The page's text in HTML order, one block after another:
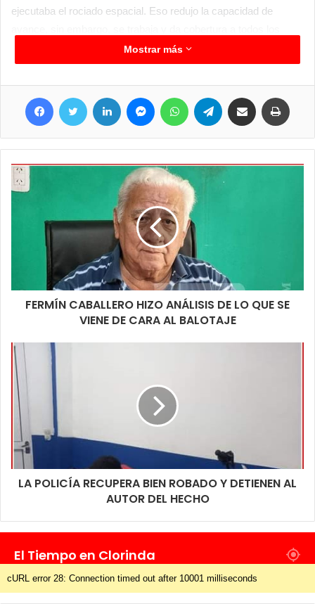
ejecutaba el rociado espacial. Eso redujo la capacidad de
lugares esenciales y también los bloqueos y otras tareas
puntuales, como en este caso con el servicio en el campo
santo.
Mostrar más
Facebook Twitter LinkedIn MessengerWhatsApp Telegram Compartir por correo electrónico
FERMÍN CABALLERO HIZO ANÁLISIS DE LO QUE SE
VIENE DE CARA AL BALOTAJE
LA POLICÍA RECUPERA BIEN ROBADO Y DETIENEN AL
AUTOR DEL HECHO
El Tiempo en Clorinda
cURL error 28: Connection timed out after 10001 milliseconds